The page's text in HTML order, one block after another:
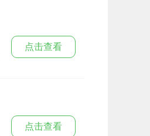
点击查看
点击查看